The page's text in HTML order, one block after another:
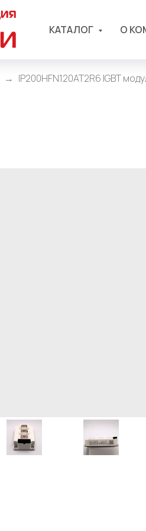
КАТАЛОГ О
IP200HFN120AT2R6 IGBT